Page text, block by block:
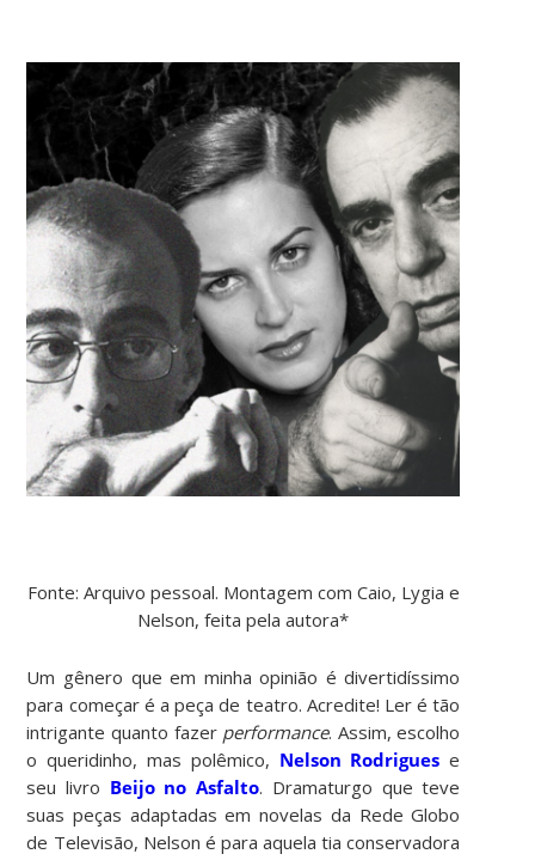
Fonte: Arquivo pessoal. Montagem com Caio, Lygia e
Nelson, feita pela autora*
Um gênero que em minha opinião é divertidíssimo
para começar é a peça de teatro. Acredite! Ler é tão
intrigante quanto fazer performance. Assim, escolho
o queridinho, mas polêmico, Nelson Rodrigues e
seu livro Beijo no Asfalto. Dramaturgo que teve
suas peças adaptadas em novelas da Rede Globo
de Televisão, Nelson é para aquela tia conservadora